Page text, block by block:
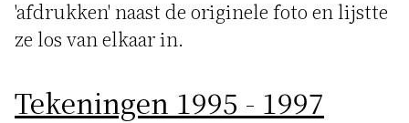
'afdrukken' naast de originele foto en lijstte
ze los van elkaar in.
Tekeningen 1995 - 1997